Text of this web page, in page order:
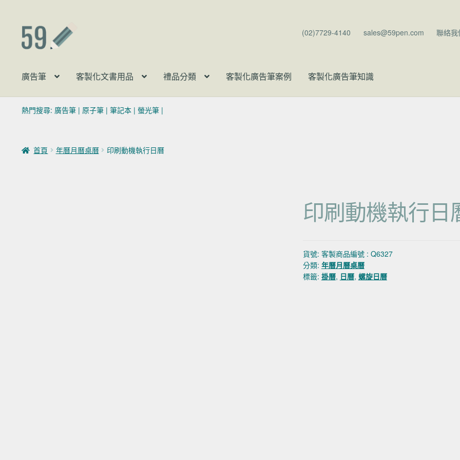
跳至導覽列
跳至主要內容 (02)7729-4140 sales@59pen.com 聯絡我
廣告筆 客製化文書用品 禮品分類 客製化廣告筆案例 客製化廣告筆知識
熱門搜尋: 廣告筆| 原子筆| 筆記本| 螢光筆|
首頁 年曆月曆桌曆 印刷動機執行日曆
印刷動機執行日
貨號: 客製商品編號 : Q6327
分類: 年曆月曆桌曆
標籤: 掛曆, 日曆, 螺旋日曆